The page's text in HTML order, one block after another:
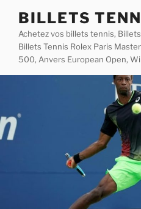
content
BILLETS
Achetez vos billets tennis,
Billets Tennis Rolex Paris
500, Anvers European Open,